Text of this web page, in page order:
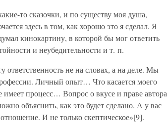
то сказочки, и по существу моя душа,
здесь в том, как хорошо это я сделал. Я
кинокартину, в которой бы мог ответить
и неубедительности и т. п.
не на словах, а на деле. Мы
Личный опыт… Что касается моего
имеет процесс… Вопрос о вкусе и праве автора
объяснить, как это будет сделано. А у вас
отношение. И не только скептическое»[9].